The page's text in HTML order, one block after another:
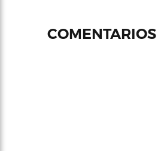
COMENTARIOS